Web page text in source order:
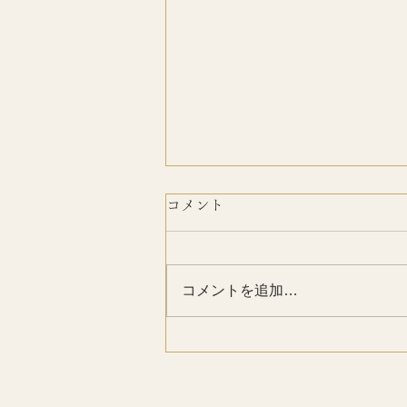
おかげさまで
コメント
コメントを追加…